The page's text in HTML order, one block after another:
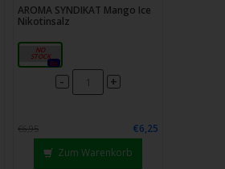
AROMA SYNDIKAT Mango Ice
Nikotinsalz
18mg
0x
- +
€6,95
€6,25
Zum Warenkorb